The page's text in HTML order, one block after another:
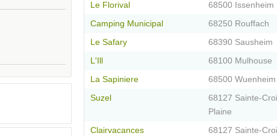
Le Florival 68500 Issenheim
Camping Municipal 68250 Rouffach
Le Safary 68390 Sausheim
L'Ill 68100 Mulhouse
La Sapiniere 68500 Wuenheim
Suzel
68127 Sainte-
Plaine
Clairvacances
68127 Sainte-